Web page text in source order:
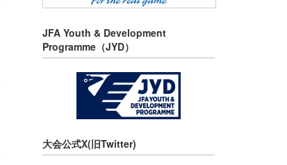
JFA Youth & Development
Programme（JYD）
大会公式X(旧Twitter)